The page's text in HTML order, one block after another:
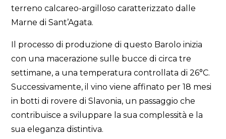
terreno calcareo-argilloso caratterizzato dalle
Marne di Sant’Agata.
Il processo di produzione di questo Barolo inizia
con una macerazione sulle bucce di circa tre
settimane, a una temperatura controllata di 26°C.
Successivamente, il vino viene affinato per 18 mesi
in botti di rovere di Slavonia, un passaggio che
contribuisce a sviluppare la sua complessità e la
sua eleganza distintiva.